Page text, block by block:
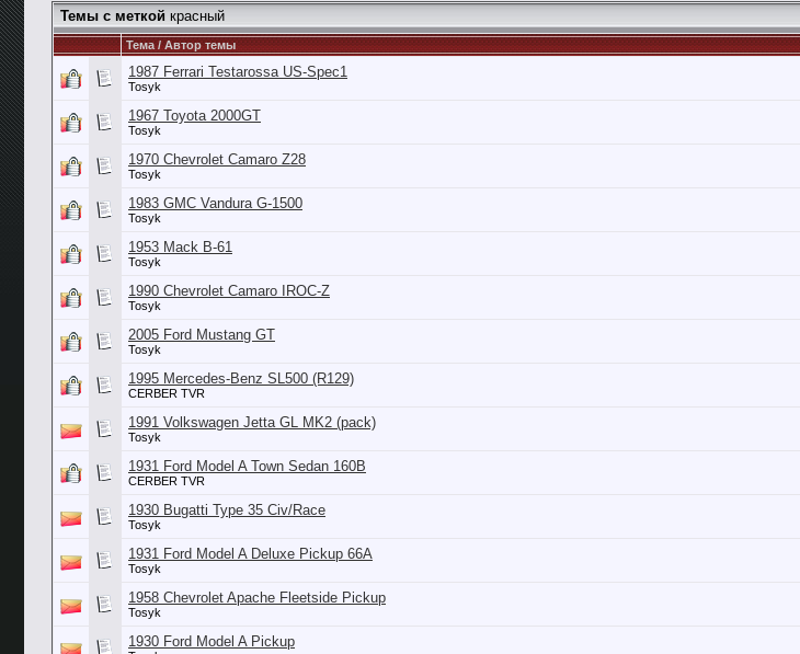
Темы с меткой красный
Тема / Автор темы
1987 Ferrari Testarossa US-Spec1
Tosyk
1967 Toyota 2000GT
Tosyk
1970 Chevrolet Camaro Z28
Tosyk
1983 GMC Vandura G-1500
Tosyk
1953 Mack B-61
Tosyk
1990 Chevrolet Camaro IROC-Z
Tosyk
2005 Ford Mustang GT
Tosyk
1995 Mercedes-Benz SL500 (R129)
CERBER TVR
1991 Volkswagen Jetta GL MK2 (pack)
Tosyk
1931 Ford Model A Town Sedan 160B
CERBER TVR
1930 Bugatti Type 35 Civ/Race
Tosyk
1931 Ford Model A Deluxe Pickup 66A
Tosyk
1958 Chevrolet Apache Fleetside Pickup
Tosyk
1930 Ford Model A Pickup